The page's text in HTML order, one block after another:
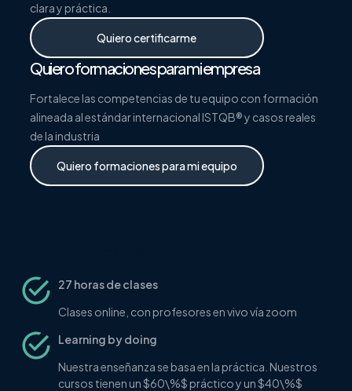
clara y práctica.
Quiero certificarme
Quiero formaciones para mi empresa
Fortalece las competencias de tu equipo con formación
alineada al estándar internacional ISTQB® y casos reales
de la industria
Quiero formaciones para mi equipo
27 horas de clases
Clases online, con profesores en vivo vía zoom
Learning by doing
Nuestra enseñanza se basa en la práctica. Nuestros
cursos tienen un$60\%$ práctico y un$40\%$